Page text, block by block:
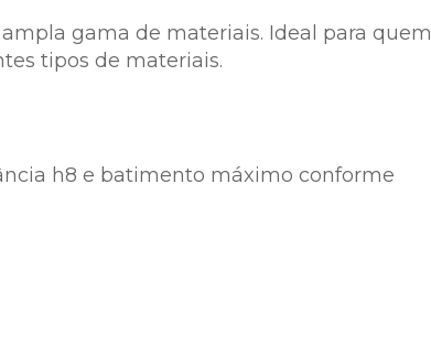
gama de materiais. Ideal para quem
tipos de materiais.
h8 e batimento máximo conforme